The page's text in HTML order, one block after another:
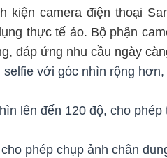
kiện camera điện thoại
thực tế ảo. Bộ phận
đáp ứng nhu cầu ngày
với góc nhìn rộng
lên đến 120 độ, cho
phép chụp ảnh chân